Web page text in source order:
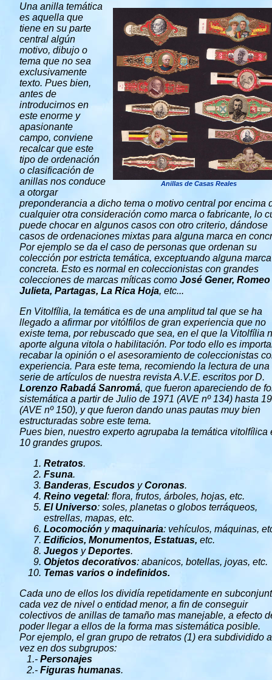
Anillas de Casas Reales
Una anilla temática
es aquella que
tiene en su parte
central algún
motivo, dibujo o
tema que no sea
exclusivamente
texto. Pues bien,
antes de
introducirnos en
este enorme y
apasionante
campo, conviene
recalcar que este
tipo de ordenación
o clasificación de
anillas nos conduce
a otorgar
preponderancia a dicho tema o motivo central por encima
cualquier otra consideración como marca o fabricante, lo
puede chocar en algunos casos con otro criterio, dándose
casos de ordenaciones mixtas para alguna marca en
Por ejemplo se da el caso de personas que ordenan su
colección por estricta temática, exceptuando alguna marca
concreta. Esto es normal en coleccionistas con grandes
colecciones de marcas míticas como José Gener, Romeo
Julieta, Partagas, La Rica Hoja, etc...
En Vitolfília, la temática es de una amplitud tal que se ha
llegado a afirmar por vitólfilos de gran experiencia que no
existe tema, por rebuscado que sea, en el que la Vitolfília
aporte alguna vitola o habilitación. Por todo ello es
recabar la opinión o el asesoramiento de coleccionistas
experiencia. Para este tema, recomiendo la lectura de una
serie de artículos de nuestra revista A.V.E. escritos por D.
Lorenzo Rabadá Sanromá, que fueron apareciendo de
sistemática a partir de Julio de 1971 (AVE nº 134) hasta
(AVE nº 150), y que fueron dando unas pautas muy bien
estructuradas sobre este tema.
Pues bien, nuestro experto agrupaba la temática vitolfílica
10 grandes grupos.
Retratos.
Fsuna.
Banderas, Escudos yCoronas.
Reino vegetal: flora, frutos, árboles, hojas, etc.
El Universo: soles, planetas o globos terráqueos,
estrellas, mapas, etc.
Locomoción ymaquinaria: vehículos, máquinas,
Edificios, Monumentos, Estatuas, etc.
Juegos yDeportes.
Objetos decorativos: abanicos, botellas, joyas, etc.
Temas varios o indefinidos.
Cada uno de ellos los dividía repetidamente en
cada vez de nivel o entidad menor, a fin de conseguir
colectivos de anillas de tamaño mas manejable, a efecto
poder llegar a ellos de la forma mas sistemática posible.
Por ejemplo, el gran grupo de retratos (1) era subdividido
vez en dos subgrupos:
1.- Personajes
2.- Figuras humanas.